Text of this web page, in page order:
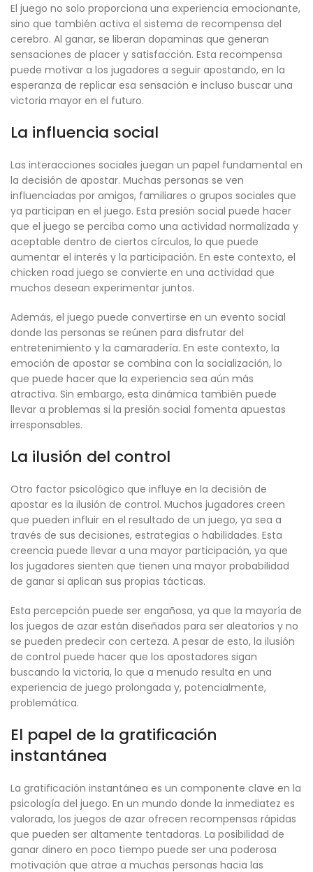
El juego no solo proporciona una experiencia emocionante,
sino que también activa el sistema de recompensa del
cerebro. Al ganar, se liberan dopaminas que generan
sensaciones de placer y satisfacción. Esta recompensa
puede motivar a los jugadores a seguir apostando, en la
esperanza de replicar esa sensación e incluso buscar una
victoria mayor en el futuro.
La influencia social
Las interacciones sociales juegan un papel fundamental en
la decisión de apostar. Muchas personas se ven
influenciadas por amigos, familiares o grupos sociales que
ya participan en el juego. Esta presión social puede hacer
que el juego se perciba como una actividad normalizada y
aceptable dentro de ciertos círculos, lo que puede
aumentar el interés y la participación. En este contexto, el
chicken road juego se convierte en una actividad que
muchos desean experimentar juntos.
Además, el juego puede convertirse en un evento social
donde las personas se reúnen para disfrutar del
entretenimiento y la camaradería. En este contexto, la
emoción de apostar se combina con la socialización, lo
que puede hacer que la experiencia sea aún más
atractiva. Sin embargo, esta dinámica también puede
llevar a problemas si la presión social fomenta apuestas
irresponsables.
La ilusión del control
Otro factor psicológico que influye en la decisión de
apostar es la ilusión de control. Muchos jugadores creen
que pueden influir en el resultado de un juego, ya sea a
través de sus decisiones, estrategias o habilidades. Esta
creencia puede llevar a una mayor participación, ya que
los jugadores sienten que tienen una mayor probabilidad
de ganar si aplican sus propias tácticas.
Esta percepción puede ser engañosa, ya que la mayoría de
los juegos de azar están diseñados para ser aleatorios y no
se pueden predecir con certeza. A pesar de esto, la ilusión
de control puede hacer que los apostadores sigan
buscando la victoria, lo que a menudo resulta en una
experiencia de juego prolongada y, potencialmente,
problemática.
El papel de la gratificación
instantánea
La gratificación instantánea es un componente clave en la
psicología del juego. En un mundo donde la inmediatez es
valorada, los juegos de azar ofrecen recompensas rápidas
que pueden ser altamente tentadoras. La posibilidad de
ganar dinero en poco tiempo puede ser una poderosa
motivación que atrae a muchas personas hacia las